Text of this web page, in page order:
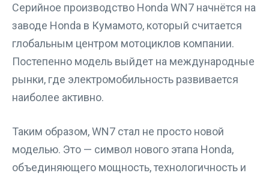
Серийное производство Honda WN7 начнётся на
заводе Honda в Кумамото, который считается
глобальным центром мотоциклов компании.
Постепенно модель выйдет на международные
рынки, где электромобильность развивается
наиболее активно.
Таким образом, WN7 стал не просто новой
моделью. Это — символ нового этапа Honda,
объединяющего мощность, технологичность и